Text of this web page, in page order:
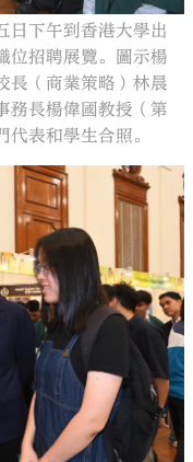
日下午到香港大學出
位招聘展覽。圖示楊
長（商業策略）林晨
務長楊偉國教授（第
表和學生合照。